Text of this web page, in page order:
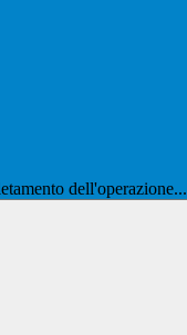
dell'operazione...